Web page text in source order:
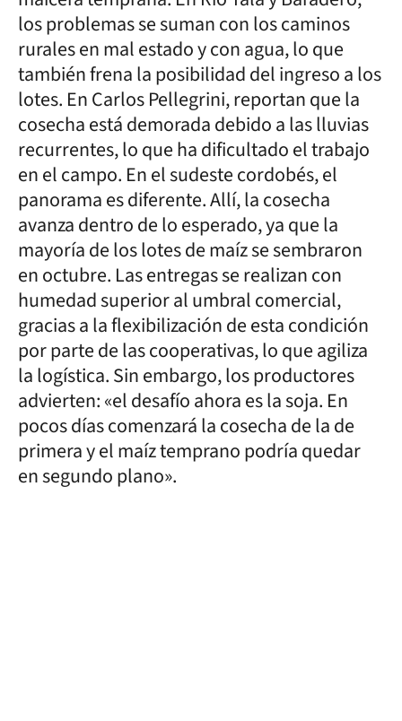
los problemas se suman con los caminos
rurales en mal estado y con agua, lo que
también frena la posibilidad del ingreso a los
lotes. En Carlos Pellegrini, reportan que la
cosecha está demorada debido a las lluvias
recurrentes, lo que ha dificultado el trabajo
en el campo. En el sudeste cordobés, el
panorama es diferente. Allí, la cosecha
avanza dentro de lo esperado, ya que la
mayoría de los lotes de maíz se sembraron
en octubre. Las entregas se realizan con
humedad superior al umbral comercial,
gracias a la flexibilización de esta condición
por parte de las cooperativas, lo que agiliza
la logística. Sin embargo, los productores
advierten: «el desafío ahora es la soja. En
pocos días comenzará la cosecha de la de
primera y el maíz temprano podría quedar
en segundo plano».